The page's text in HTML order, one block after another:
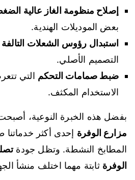
إصلاح منظومة الغاز عالية
بعض الموديلات الهندية.
استبدال رؤوس الشعلات التالفة
التصميم الأصلي.
ضبط صمامات التحكم التي
الاستخدام المكثف.
بفضل هذه الخبرة النوعية،
مزارع الوفرة إحدى أكثر
المطابخ النشطة. وتظل جودة
الوفرة ثابتة مهما اختلف منشأ